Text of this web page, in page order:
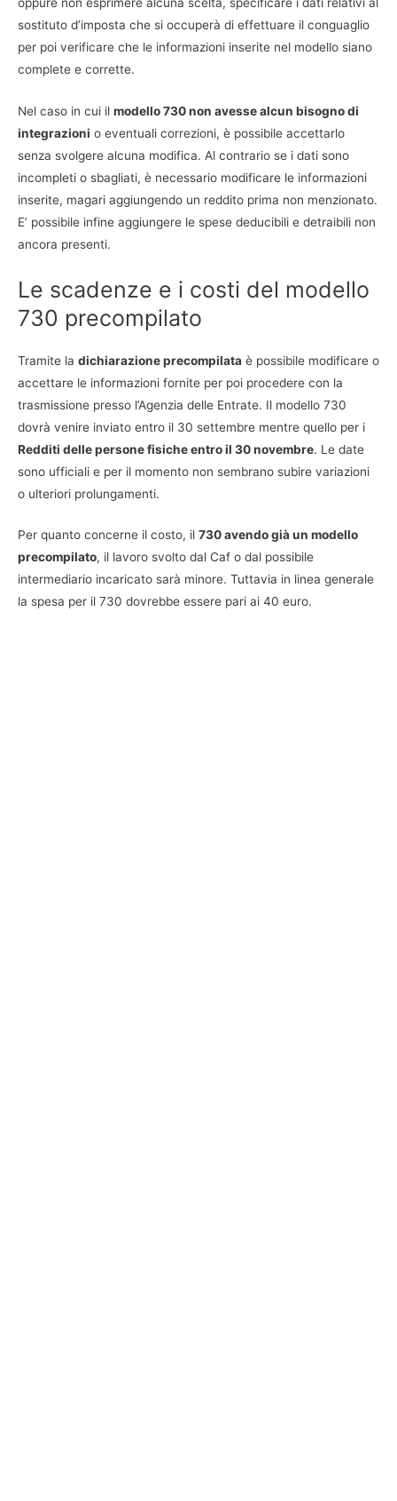
sostituto d’imposta che si occuperà di effettuare il conguaglio
per poi verificare che le informazioni inserite nel modello siano
complete e corrette.
Nel caso in cui il modello 730 non avesse alcun bisogno di
integrazioni o eventuali correzioni, è possibile accettarlo
senza svolgere alcuna modifica. Al contrario se i dati sono
incompleti o sbagliati, è necessario modificare le informazioni
inserite, magari aggiungendo un reddito prima non menzionato.
E’ possibile infine aggiungere le spese deducibili e detraibili non
ancora presenti.
Le scadenze e i costi del modello
730 precompilato
Tramite la dichiarazione precompilata è possibile modificare o
accettare le informazioni fornite per poi procedere con la
trasmissione presso l’Agenzia delle Entrate. Il modello 730
dovrà venire inviato entro il 30 settembre mentre quello per i
Redditi delle persone fisiche entro il 30 novembre. Le date
sono ufficiali e per il momento non sembrano subire variazioni
o ulteriori prolungamenti.
Per quanto concerne il costo, il 730 avendo già un modello
precompilato, il lavoro svolto dal Caf o dal possibile
intermediario incaricato sarà minore. Tuttavia in linea generale
la spesa per il 730 dovrebbe essere pari ai 40 euro.